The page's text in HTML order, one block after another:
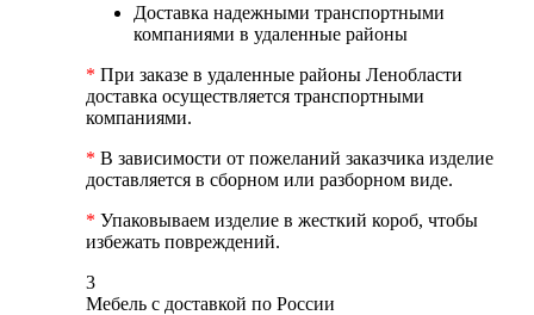
Доставка надежными транспортными
компаниями в удаленные районы
* При заказе в удаленные районы Ленобласти
доставка осуществляется транспортными
компаниями.
* В зависимости от пожеланий заказчика изделие
доставляется в сборном или разборном виде.
* Упаковываем изделие в жесткий короб, чтобы
избежать повреждений.
3
Мебель с доставкой по России